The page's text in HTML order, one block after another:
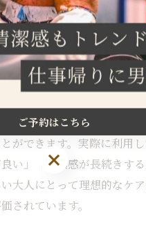
れにより、ビジネスシーン
や、休日のリラックス感を
に合わせて自在に対応でき
わせることで、ワンランク
ができます。実際に利用
い」「清潔感が長続きす
大人にとって理想的なケ
されています。
ご予約はこちら
ご予約はこちら